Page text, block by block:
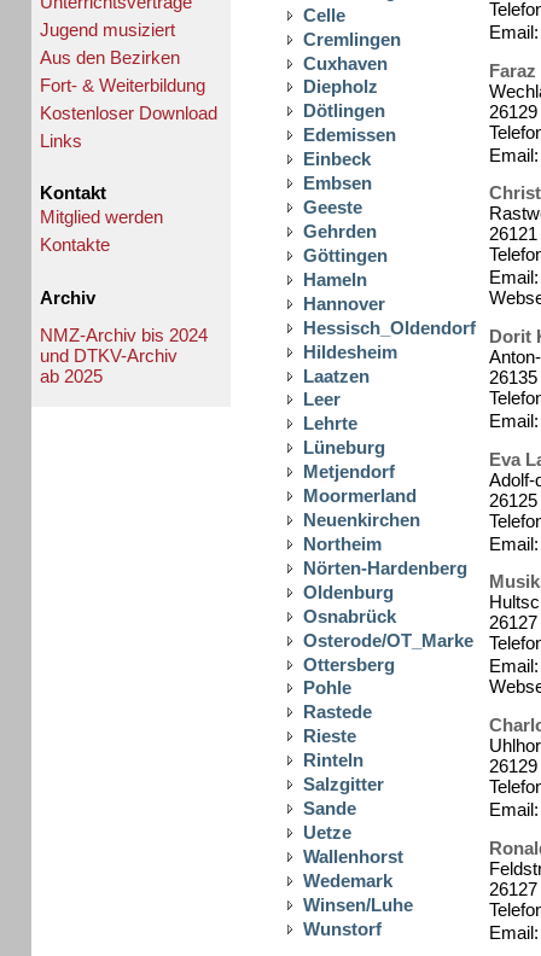
Jugend musiziert
Aus den Bezirken
Fort- & Weiterbildung
Kostenloser Download
Links
Kontakt
Mitglied werden
Kontakte
Archiv
NMZ-Archiv bis 2024
und DTKV-Archiv
ab 2025
Celle
Cremlingen
Cuxhaven
Diepholz
Dötlingen
Edemissen
Einbeck
Embsen
Geeste
Gehrden
Göttingen
Hameln
Hannover
Hessisch_Oldendorf
Hildesheim
Laatzen
Leer
Lehrte
Lüneburg
Metjendorf
Moormerland
Neuenkirchen
Northeim
Nörten-Hardenberg
Oldenburg
Osnabrück
Osterode/OT_Marke
Ottersberg
Pohle
Rastede
Rieste
Rinteln
Salzgitter
Sande
Uetze
Wallenhorst
Wedemark
Winsen/Luhe
Wunstorf
Dorit
Eva
Adolf-